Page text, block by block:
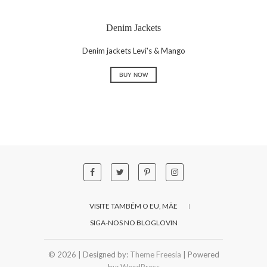
Denim Jackets
Denim jackets Levi's & Mango
BUY NOW
VISITE TAMBÉM O EU, MÃE
SIGA-NOS NO BLOGLOVIN
© 2026 | Designed by: Theme Freesia | Powered